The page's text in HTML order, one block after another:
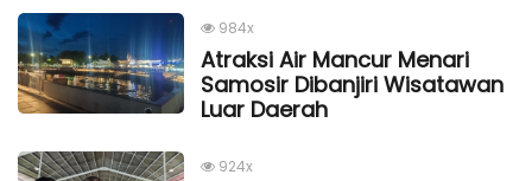
984x
Atraksi Air Mancur Menari
Samosir Dibanjiri Wisatawan
Luar Daerah
924x